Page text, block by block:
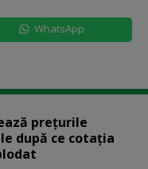
WhatsApp
preţurile
după ce cotaţia